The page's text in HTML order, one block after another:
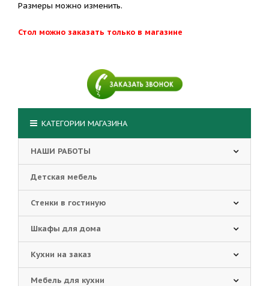
Размеры можно изменить.
Стол можно заказать только в магазине
КАТЕГОРИИ МАГАЗИНА
НАШИ РАБОТЫ
Детская мебель
Стенки в гостиную
Шкафы для дома
Кухни на заказ
Мебель для кухни